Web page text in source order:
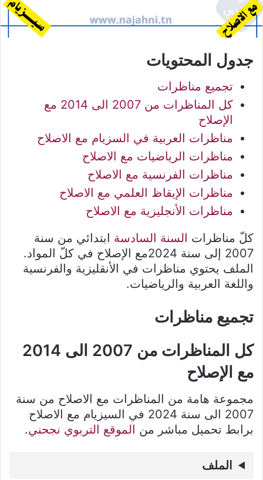
جدول المحتويات
تجميع مناظرات
كل المناظرات من 2007 الى 2014 مع
الإصلاح
مناظرات العربية في السزيام مع الاصلاح
مناظرات الرياضيات مع الاصلاح
مناظرات الفرنسية مع الاصلاح
مناظرات الإيقاظ العلمي مع الاصلاح
مناظرات الأنجليزية مع الاصلاح
كلّ مناظرات السنة السادسة ابتدائي من سنة
2007 إلى سنة 2024مع الإصلاح في كلّ المواد.
الملف يحتوي مناظرات في الأنقليزية والفرنسية
واللغة العربية والرياضيات.
تجميع مناظرات
كل المناظرات من 2007 الى 2014
مع الإصلاح
مجموعة هامة من المناظرات مع الاصلاح من سنة
2007 الى سنة 2024 في السيزيام مع الاصلاح
برابط تحميل مباشر من الموقع التربوي نجحني.
الملف